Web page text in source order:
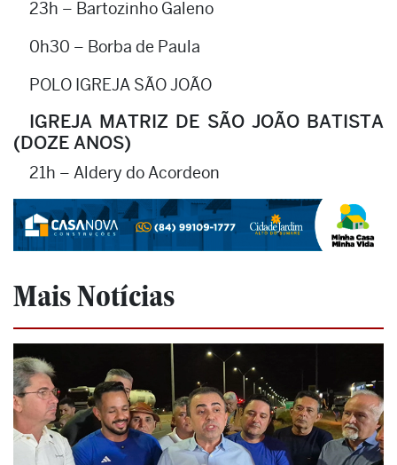
23h – Bartozinho Galeno
0h30 – Borba de Paula
POLO IGREJA SÃO JOÃO
IGREJA MATRIZ DE SÃO JOÃO BATISTA
(DOZE ANOS)
21h – Aldery do Acordeon
Mais Notícias